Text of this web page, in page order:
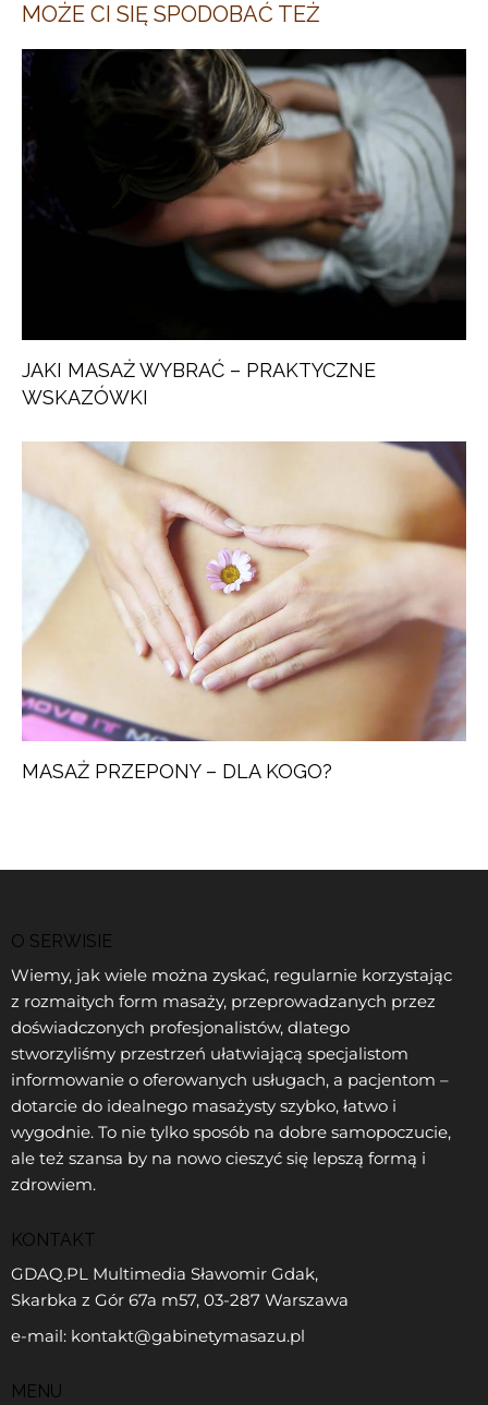
MOŻE CI SIĘ SPODOBAĆ TEŻ
JAKI MASAŻ WYBRAĆ – PRAKTYCZNE
WSKAZÓWKI
MASAŻ PRZEPONY – DLA KOGO?
O SERWISIE
Wiemy, jak wiele można zyskać, regularnie korzystając
z rozmaitych form masaży, przeprowadzanych przez
doświadczonych profesjonalistów, dlatego
stworzyliśmy przestrzeń ułatwiającą specjalistom
informowanie o oferowanych usługach, a pacjentom –
dotarcie do idealnego masażysty szybko, łatwo i
wygodnie. To nie tylko sposób na dobre samopoczucie,
ale też szansa by na nowo cieszyć się lepszą formą i
zdrowiem.
KONTAKT
GDAQ.PL Multimedia Sławomir Gdak,
Skarbka z Gór 67a m57, 03-287 Warszawa
e-mail: kontakt@gabinetymasazu.pl
MENU